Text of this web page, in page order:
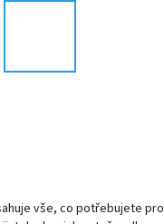
vše, co potřebujete pro